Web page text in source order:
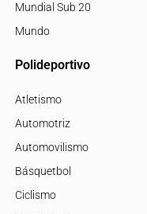
Mundial Sub 20
Mundo
Polideportivo
Atletismo
Automotriz
Automovilismo
Básquetbol
Ciclismo